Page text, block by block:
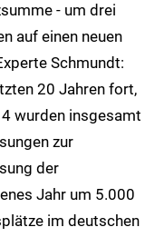
- um drei
auf einen neuen
Schmundt:
20 Jahren fort,
wurden insgesamt
zur
der
Jahr um 5.000
im deutschen